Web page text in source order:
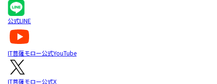
公式LINE
IT菩薩モロー公式YouTube
IT菩薩モロー公式X